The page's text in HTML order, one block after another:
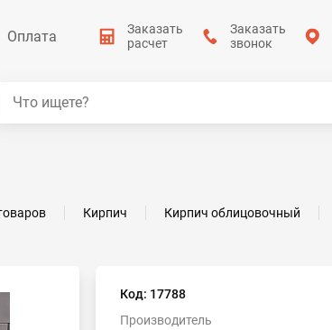
Оплата
Заказать
расчет
Заказать
звонок
Кирпич Кирпич облицовочный
Код: 17788
Производитель